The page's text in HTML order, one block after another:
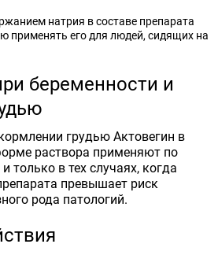
натрия в составе препарата
применять его для людей, сидящих на
беременности и
грудью Актовегин в
раствора применяют по
только в тех случаях, когда
превышает риск
рода патологий.